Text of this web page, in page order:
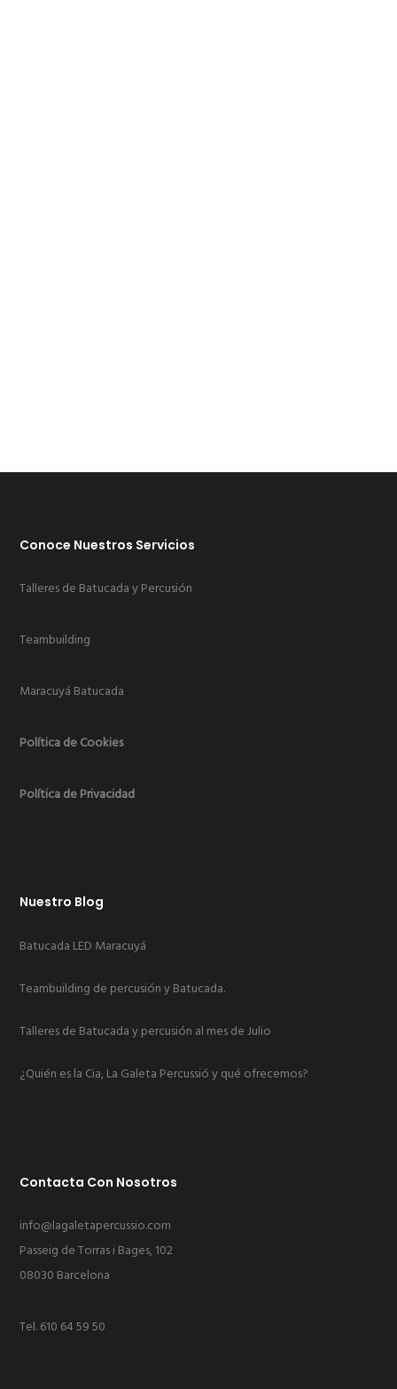
Conoce Nuestros Servicios
Talleres de Batucada y Percusión
Teambuilding
Maracuyá Batucada
Política de Cookies
Política de Privacidad
Nuestro Blog
Batucada LED Maracuyá
Teambuilding de percusión y Batucada.
Talleres de Batucada y percusión al mes de Julio
¿Quién es la Cia, La Galeta Percussió y qué ofrecemos?
Contacta Con Nosotros
info@lagaletapercussio.com
Passeig de Torras i Bages, 102
08030 Barcelona
Tel.610 64 59 50